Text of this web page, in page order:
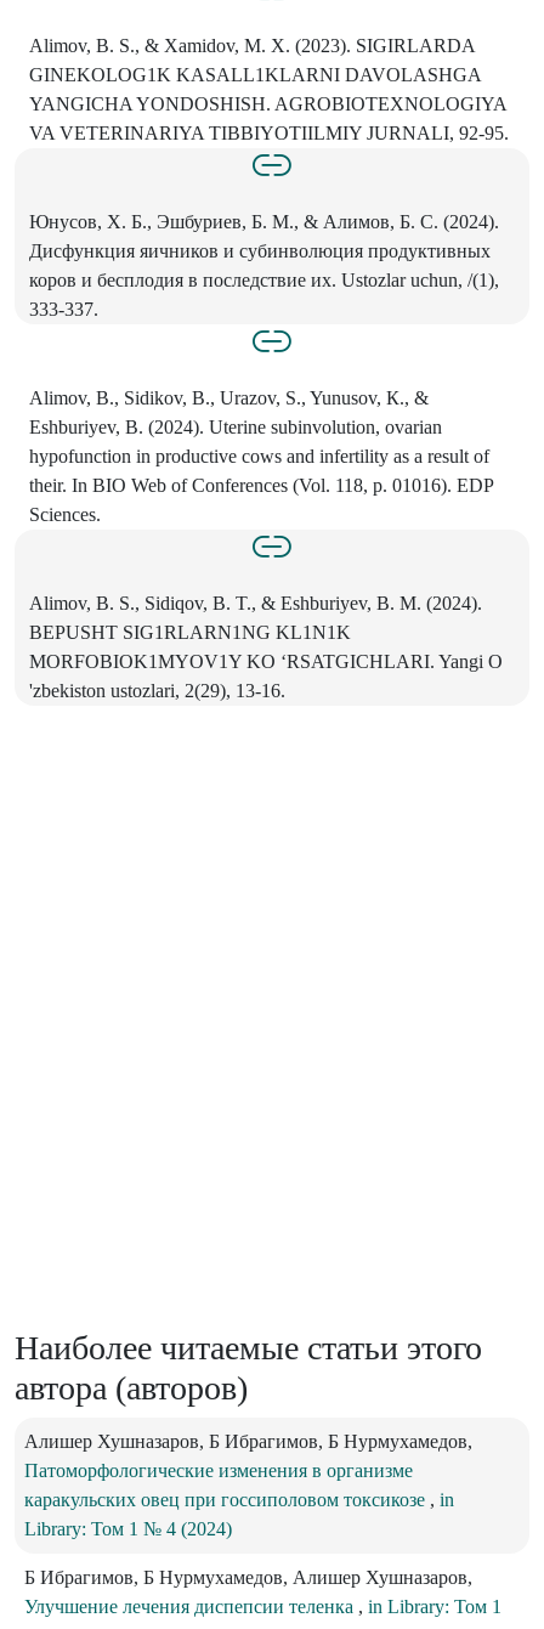
Alimov, В. S., & Xamidov, M. X. (2023). SIGIRLARDA
GINEKOLOG1K KASALL1KLARNI DAVOLASHGA
YANGICHA YONDOSHISH. AGROBIOTEXNOLOGIYA
VA VETERINARIYA TIBBIYOTIILMIY JURNALI, 92-95.
Юнусов, X. Б., Эшбуриев, Б. M., & Алимов, Б. С. (2024).
Дисфункция яичников и субинволюция продуктивных
коров и бесплодия в последствие их. Ustozlar uchun, /(1),
333-337.
Alimov, В., Sidikov, В., Urazov, S., Yunusov, К., &
Eshburiyev, В. (2024). Uterine subinvolution, ovarian
hypofunction in productive cows and infertility as a result of
their. In BIO Web of Conferences (Vol. 118, p. 01016). EDP
Sciences.
Alimov, B. S., Sidiqov, В. T., & Eshburiyev, В. M. (2024).
BEPUSHT SIG1RLARN1NG KL1N1K
MORFOBIOK1MYOV1Y KO ‘RSATGICHLARI. Yangi О
'zbekiston ustozlari, 2(29), 13-16.
Наиболее читаемые статьи этого
автора (авторов)
Алишер Хушназаров, Б Ибрагимов, Б Нурмухамедов,
Патоморфологические изменения в организме
каракульских овец при госсиполовом токсикозе , in
Library: Том 1 № 4 (2024)
Б Ибрагимов, Б Нурмухамедов, Алишер Хушназаров,
Улучшение лечения диспепсии теленка , in Library: Том 1